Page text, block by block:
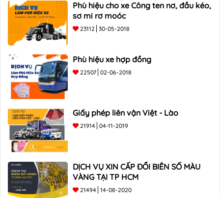
Phù hiệu cho xe Công ten nơ, đầu kéo,
sơ mi rơ moóc
23112 30-05-2018
Phù hiệu xe hợp đồng
22507 02-06-2018
Giấy phép liên vận Việt - Lào
21914 04-11-2019
DỊCH VỤ XIN CẤP ĐỔI BIỂN SỐ MÀU
VÀNG TẠI TP HCM
21494 14-08-2020